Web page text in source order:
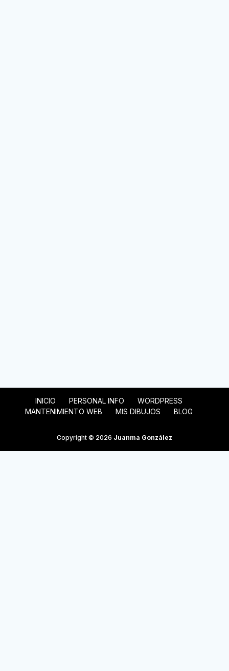
INICIO PERSONAL INFO
WORDPRESS
MANTENIMIENTO WEB
MIS DIBUJOS BLOG
Copyright © 2026 Juanma González